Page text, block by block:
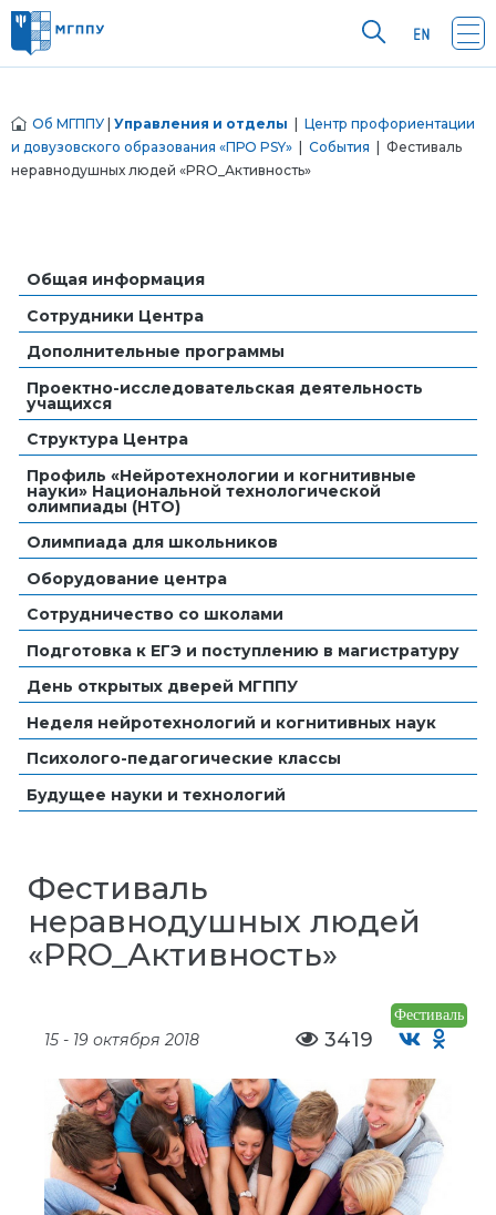
Об МГППУ Управления и отделы
Центр профориентации
и довузовского образования «ПРО PSY»
События | Фестиваль
неравнодушных людей «PRO_Активность»
Общая информация
Сотрудники Центра
Дополнительные программы
Проектно-исследовательская деятельность
учащихся
Структура Центра
Профиль «Нейротехнологии и когнитивные
науки» Национальной технологической
олимпиады (НТО)
Олимпиада для школьников
Оборудование центра
Сотрудничество со школами
Подготовка к ЕГЭ и поступлению в магистратуру
День открытых дверей МГППУ
Неделя нейротехнологий и когнитивных наук
Психолого-педагогические классы
Будущее науки и технологий
Фестиваль
неравнодушных людей
«PRO_Активность»
Фестиваль
15 - 19 октября 2018 3419